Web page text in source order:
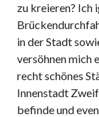
zu kreieren? Ich
in der Stadt
versöhnen mich
recht schönes
Innenstadt
befinde und